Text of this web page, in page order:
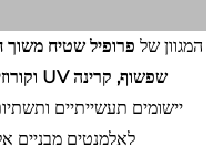
המגוון של
שפשוף, קרינה UV וקורוזיה
יישומים תעשייתיים
לאלמנטים מבניים